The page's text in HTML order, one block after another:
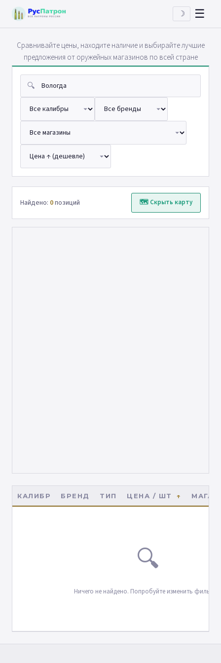
☽ ☰
Сравнивайте цены, находите наличие и выбирайте лучшие
предложения от оружейных магазинов по всей стране
🔍
Найдено: 0позиций 🗺 Скрыть карту
КАЛИБР БРЕНД ТИП ЦЕНА / ШТ
🔍
Ничего не найдено. Попробуйте изменить